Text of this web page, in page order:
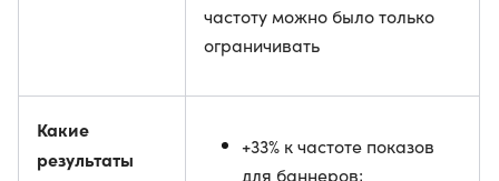
частоту можно было только
ограничивать
Какие
результаты
+33% к частоте показов
для баннеров;